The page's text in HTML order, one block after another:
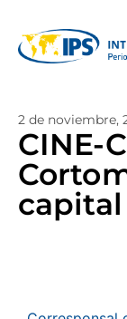
2 de noviembre,
CINE-
capital